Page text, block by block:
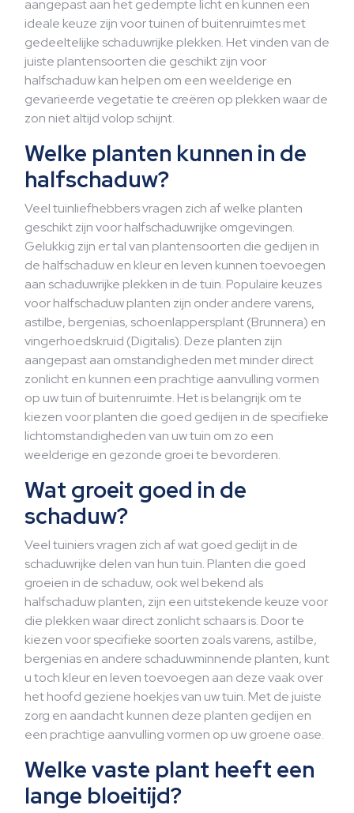
aangepast aan het gedempte licht en kunnen een
ideale keuze zijn voor tuinen of buitenruimtes met
gedeeltelijke schaduwrijke plekken. Het vinden van de
juiste plantensoorten die geschikt zijn voor
halfschaduw kan helpen om een weelderige en
gevarieerde vegetatie te creëren op plekken waar de
zon niet altijd volop schijnt.
Welke planten kunnen in de
halfschaduw?
Veel tuinliefhebbers vragen zich af welke planten
geschikt zijn voor halfschaduwrijke omgevingen.
Gelukkig zijn er tal van plantensoorten die gedijen in
de halfschaduw en kleur en leven kunnen toevoegen
aan schaduwrijke plekken in de tuin. Populaire keuzes
voor halfschaduw planten zijn onder andere varens,
astilbe, bergenias, schoenlappersplant (Brunnera) en
vingerhoedskruid (Digitalis). Deze planten zijn
aangepast aan omstandigheden met minder direct
zonlicht en kunnen een prachtige aanvulling vormen
op uw tuin of buitenruimte. Het is belangrijk om te
kiezen voor planten die goed gedijen in de specifieke
lichtomstandigheden van uw tuin om zo een
weelderige en gezonde groei te bevorderen.
Wat groeit goed in de
schaduw?
Veel tuiniers vragen zich af wat goed gedijt in de
schaduwrijke delen van hun tuin. Planten die goed
groeien in de schaduw, ook wel bekend als
halfschaduw planten, zijn een uitstekende keuze voor
die plekken waar direct zonlicht schaars is. Door te
kiezen voor specifieke soorten zoals varens, astilbe,
bergenias en andere schaduwminnende planten, kunt
u toch kleur en leven toevoegen aan deze vaak over
het hoofd geziene hoekjes van uw tuin. Met de juiste
zorg en aandacht kunnen deze planten gedijen en
een prachtige aanvulling vormen op uw groene oase.
Welke vaste plant heeft een
lange bloeitijd?